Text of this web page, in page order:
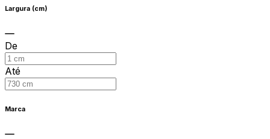
Largura (cm)
De
Até
Marca